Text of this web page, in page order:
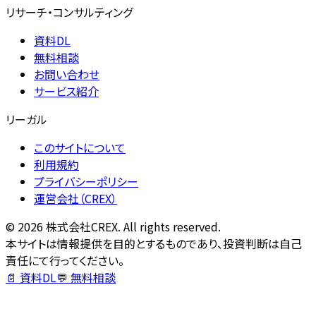
リサーチ・コンサルティング
資料DL
無料相談
お問い合わせ
サービス紹介
リーガル
このサイトについて
利用規約
プライバシーポリシー
運営会社（CREX）
© 2026株式会社CREX. All rights reserved.
本サイトは情報提供を目的とするものであり、投資判断は自己
責任にて行ってください。
📄 資料DL💬 無料相談